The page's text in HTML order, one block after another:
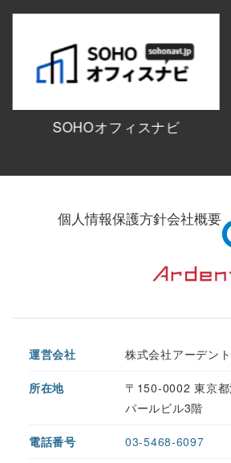
SOHOオフィスナビ
個人情報保護方針会社概要
運営会社 株式会社アーデント
所在地
〒150-0002 東京
パールビル3階
電話番号 03-5468-6097